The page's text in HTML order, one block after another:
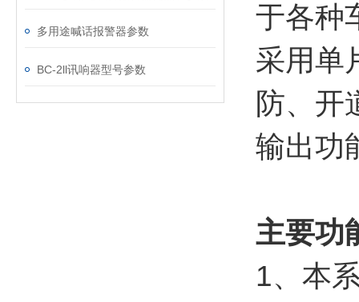
多用途喊话报警器参数
BC-2ll讯响器型号参数
于各种
采用单
防、开
输出功
主要功
1、本